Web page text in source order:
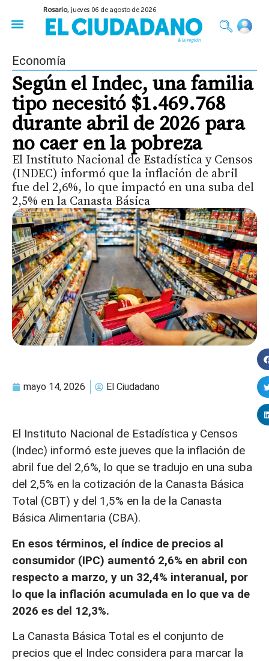
Rosario,jueves 06 de agosto de 2026
Economía
Según el Indec, una familia
tipo necesitó $1.469.768
durante abril de 2026 para
no caer en la pobreza
El Instituto Nacional de Estadística y Censos
(INDEC) informó que la inflación de abril
fue del 2,6%, lo que impactó en una suba del
2,5% en la Canasta Básica
mayo 14, 2026 El Ciudadano
El Instituto Nacional de Estadística y Censos
(Indec) informó este jueves que la inflación de
abril fue del 2,6%, lo que se tradujo en una suba
del 2,5% en la cotización de la Canasta Básica
Total (CBT) y del 1,5% en la de la Canasta
Básica Alimentaria (CBA).
En esos términos, el índice de precios al
consumidor (IPC) aumentó 2,6% en abril con
respecto a marzo, y un 32,4% interanual, por
lo que la inflación acumulada en lo que va de
2026 es del 12,3%.
La Canasta Básica Total es el conjunto de
precios que el Indec considera para marcar la